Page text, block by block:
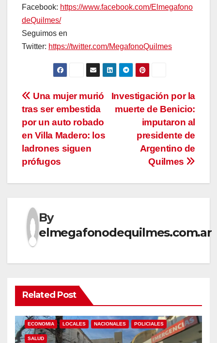
Facebook: https://www.facebook.com/Elmegafono
deQuilmes/
Seguimos en
Twitter: https://twitter.com/MegafonoQuilmes
Navegación
de
entradas
Investigación por la
muerte de Benicio:
imputaron al
presidente de
Argentino de
Quilmes
Una mujer murió
tras ser embestida
por un auto robado
en Villa Madero: los
ladrones siguen
prófugos
By
elmegafonodequilmes.com.ar
Related Post
ECONOMIA LOCALES NACIONALES POLICIALES
SALUD